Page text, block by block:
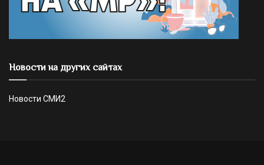
Новости на других сайтах
Новости СМИ2